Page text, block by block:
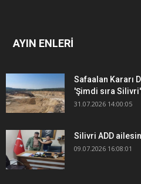
AYIN ENLERİ
Safaalan Kararı
'Şimdi sıra
31.07.2026 14:00:05
Silivri ADD
09.07.2026 16:08:01